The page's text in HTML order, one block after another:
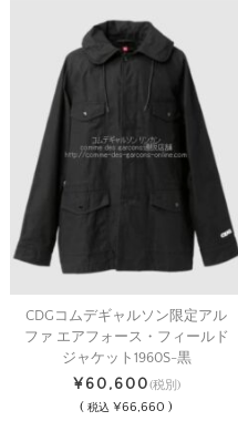
CDGコムデギャルソン限定アル
ファ エアフォース・フィールド
ジャケット1960S-黒
¥60,600(税別)
(税込 ¥66,660 )